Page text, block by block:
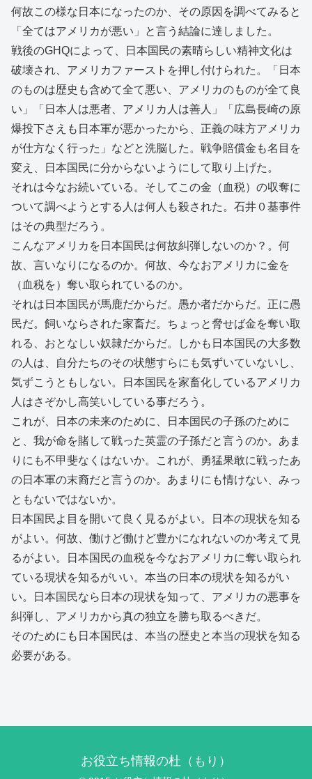
何故この様な日本になったのか、その原因を調べてみると
「全てはアメリカが悪い」と言う結論に達しました。
戦後のGHQによって、日本国民の素晴らしい精神文化は
破壊され、アメリカファーストを押し付けられた。「日本
のものは歴史も含めて全て悪い、アメリカのものが全て良
い」「日本人は悪者、アメリカ人は善人」「広島長崎の原
爆投下さえも日本軍が悪かったから、正義の味方アメリカ
が仕方なく行った」などと洗脳した。戦争賠償金も名目を
変え、日本国民に分からないようにして取り上げた。
それは今なお続いている。そしてこの金（血税）の収奪に
ついて調べようとする人は何人も殺された。石井０基事件
はその典型だろう。
こんなアメリカを日本国民は何故糾弾しないのか？。何
故、言いなりになるのか。何故、今なおアメリカに金を
（血税を）奪い取られているのか。
それは日本国民が馬鹿だからだ。愚か者だからだ。正に愚
民だ。飼いならされた家畜だ。ちょっと脅せば金を奪い取
れる、おとなしい奴隷だからだ。しかも日本国民の大多数
の人は、自分たちのその状態すらにも気ずいていないし、
気ずこうともしない。日本国民を家畜化しているアメリカ
人はさぞかし高笑いしている事だろう。
これが、日本の未来のために、日本国民の子孫のために
と、我が命を賭して戦った英霊の子孫だと言うのか。あま
りにも不甲斐なくはないか。これが、勇猛果敢に戦ったあ
の日本軍の末裔だと言うのか。あまりにも情けない、みっ
ともないではないか。
日本国民よ目を開いて良く見るがよい。日本の現状を知る
がよい。何故、働けど働けど豊かになれないのか考えて見
るがよい。日本国民の血税を今なおアメリカに奪い取られ
ている現状を知るがいい。本当の日本の現状を知るがい
い。日本国民なら日本の現状を知って、アメリカの悪事を
糾弾し、アメリカから真の独立を勝ち取るべきだ。
そのためにも日本国民は、本当の歴史と本当の現状を知る
必要がある。
お役立ち情報の杜（もり）